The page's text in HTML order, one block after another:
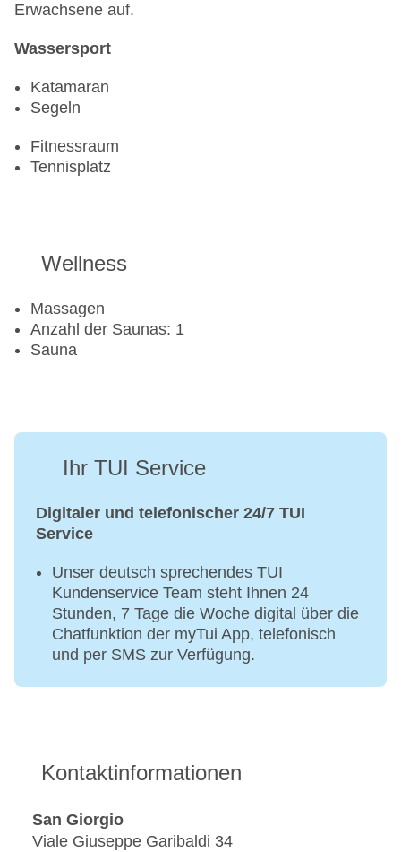
Erwachsene auf.
Wassersport
Katamaran
Segeln
Fitnessraum
Tennisplatz
Wellness
Massagen
Anzahl der Saunas: 1
Sauna
Ihr TUI Service
Digitaler und telefonischer 24/7 TUI
Service
Unser deutsch sprechendes TUI
Kundenservice Team steht Ihnen 24
Stunden, 7 Tage die Woche digital über die
Chatfunktion der myTui App, telefonisch
und per SMS zur Verfügung.
Kontaktinformationen
San Giorgio
Viale Giuseppe Garibaldi 34